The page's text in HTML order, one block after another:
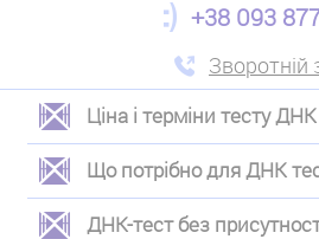
+38 093
Зворотній
ЛЕВОЕ
МЕНЮ
Ціна і терміни тесту ДНК
Що потрібно для ДНК
ДНК-тест без